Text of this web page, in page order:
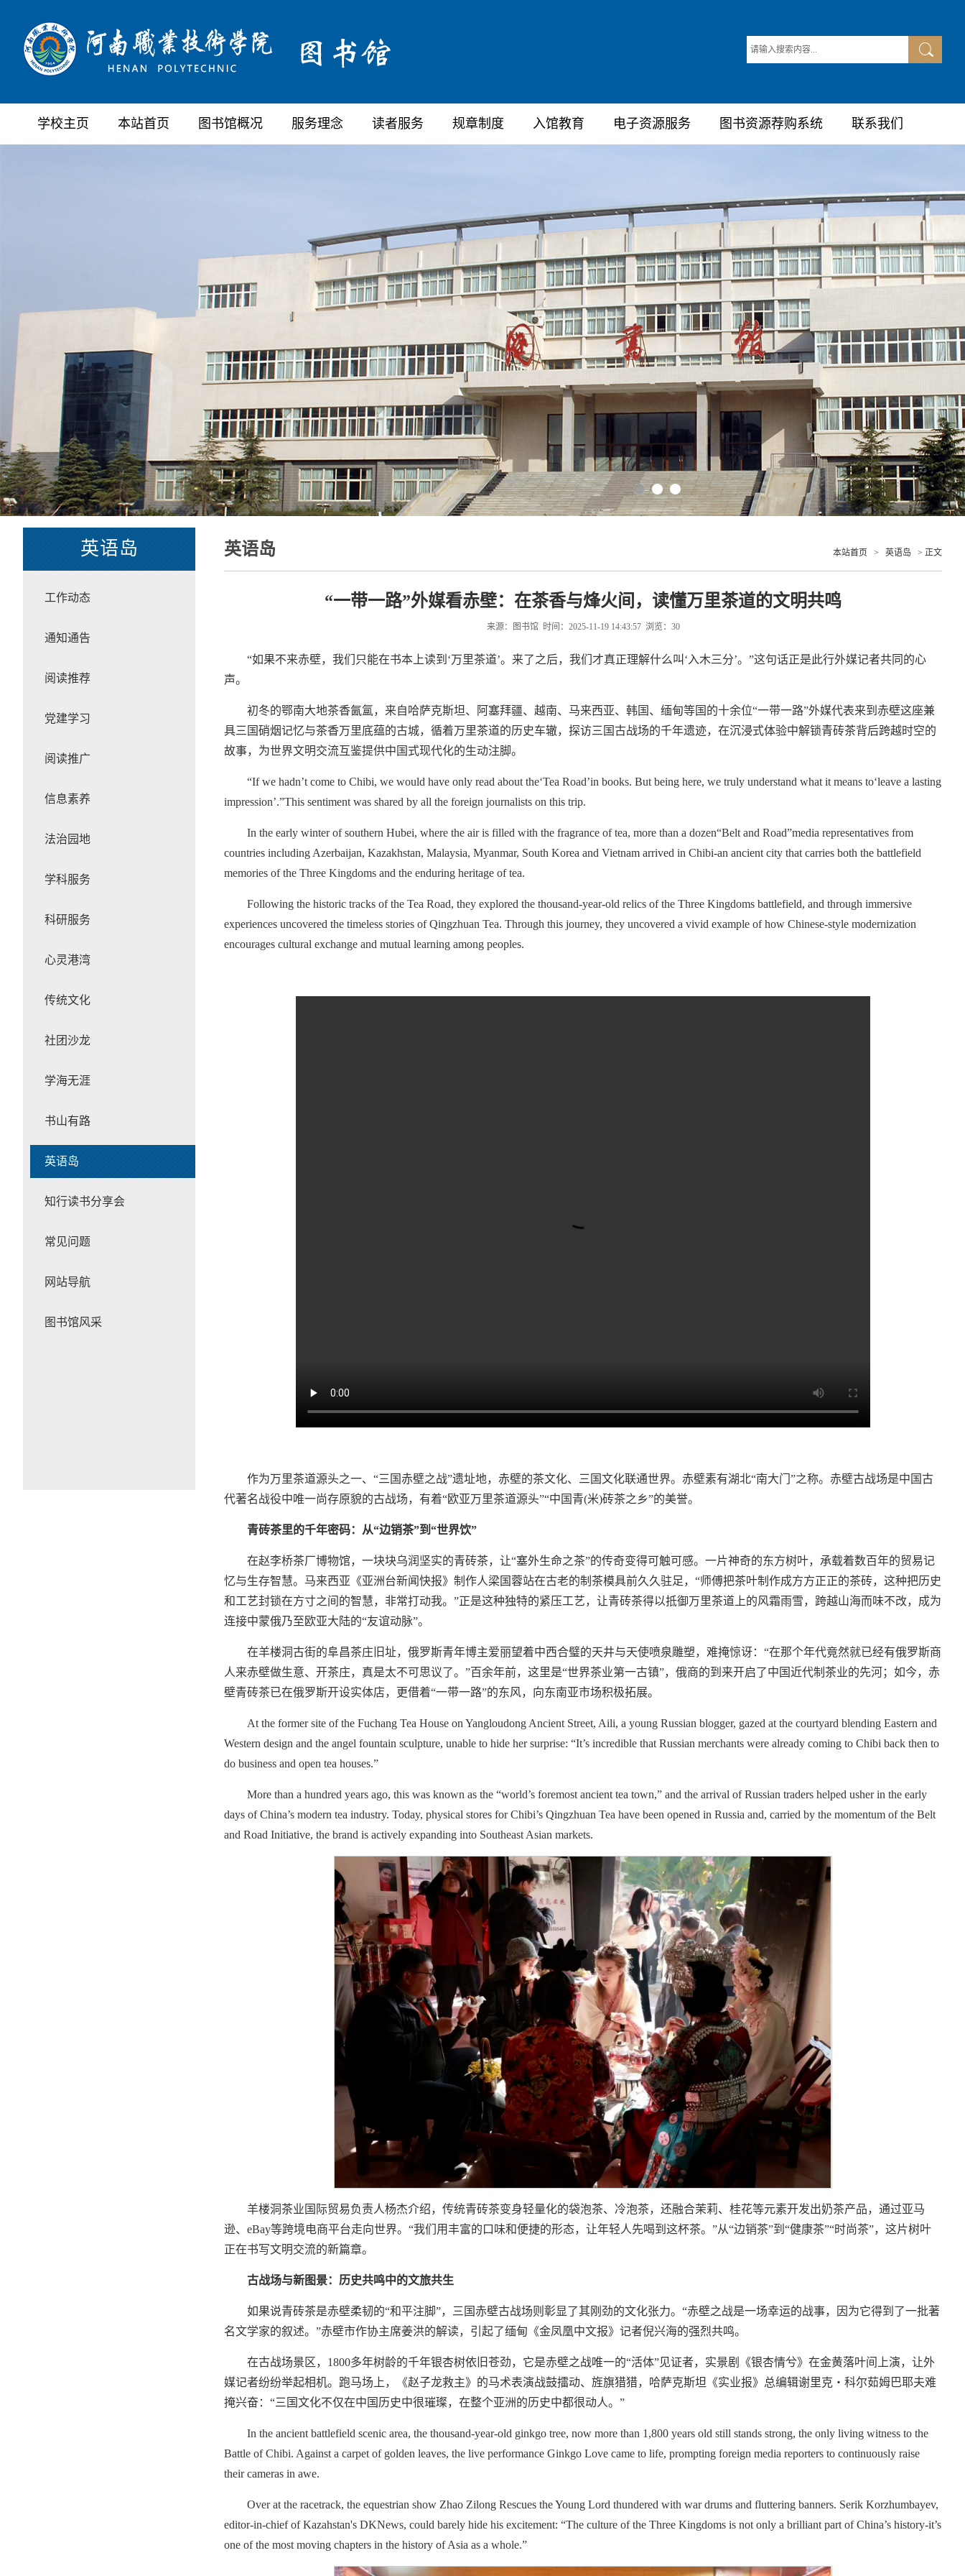
学校主页 本站首页 图书馆概况 服务理念 读者服务 规章制度 入馆教育 电子资源服务 图书资源荐购系统 联系我们
英语岛
工作动态
通知通告
阅读推荐
党建学习
阅读推广
信息素养
法治园地
学科服务
科研服务
心灵港湾
传统文化
社团沙龙
学海无涯
书山有路
英语岛
知行读书分享会
常见问题
网站导航
图书馆风采
英语岛 本站首页 > 英语岛 > 正文
“一带一路”外媒看赤壁：在茶香与烽火间，读懂万里茶道的文明共鸣
来源：图书馆 时间：2025-11-19 14:43:57 浏览： 30
“如果不来赤壁，我们只能在书本上读到‘万里茶道’。来了之后，我们才真正理解什么叫‘入木三分’。”这句话正是此行外媒记者共同的心
声。
初冬的鄂南大地茶香氤氲，来自哈萨克斯坦、阿塞拜疆、越南、马来西亚、韩国、缅甸等国的十余位“一带一路”外媒代表来到赤壁这座兼
具三国硝烟记忆与茶香万里底蕴的古城，循着万里茶道的历史车辙，探访三国古战场的千年遗迹，在沉浸式体验中解锁青砖茶背后跨越时空的
故事，为世界文明交流互鉴提供中国式现代化的生动注脚。
“If we hadn’t come to Chibi, we would have only read about the‘Tea Road’in books. But being here, we truly understand what it means to‘leave a lasting
impression’.”This sentiment was shared by all the foreign journalists on this trip.
In the early winter of southern Hubei, where the air is filled with the fragrance of tea, more than a dozen“Belt and Road”media representatives from
countries including Azerbaijan, Kazakhstan, Malaysia, Myanmar, South Korea and Vietnam arrived in Chibi-an ancient city that carries both the battlefield
memories of the Three Kingdoms and the enduring heritage of tea.
Following the historic tracks of the Tea Road, they explored the thousand-year-old relics of the Three Kingdoms battlefield, and through immersive
experiences uncovered the timeless stories of Qingzhuan Tea. Through this journey, they uncovered a vivid example of how Chinese-style modernization
encourages cultural exchange and mutual learning among peoples.
作为万里茶道源头之一、“三国赤壁之战”遗址地，赤壁的茶文化、三国文化联通世界。赤壁素有湖北“南大门”之称。赤壁古战场是中国古
代著名战役中唯一尚存原貌的古战场，有着“欧亚万里茶道源头”“中国青(米)砖茶之乡”的美誉。
青砖茶里的千年密码：从“边销茶”到“世界饮”
在赵李桥茶厂博物馆，一块块乌润坚实的青砖茶，让“塞外生命之茶”的传奇变得可触可感。一片神奇的东方树叶，承载着数百年的贸易记
忆与生存智慧。马来西亚《亚洲台新闻快报》制作人梁国蓉站在古老的制茶模具前久久驻足，“师傅把茶叶制作成方方正正的茶砖，这种把历史
和工艺封锁在方寸之间的智慧，非常打动我。”正是这种独特的紧压工艺，让青砖茶得以抵御万里茶道上的风霜雨雪，跨越山海而味不改，成为
连接中蒙俄乃至欧亚大陆的“友谊动脉”。
在羊楼洞古街的阜昌茶庄旧址，俄罗斯青年博主爱丽望着中西合璧的天井与天使喷泉雕塑，难掩惊讶：“在那个年代竟然就已经有俄罗斯商
人来赤壁做生意、开茶庄，真是太不可思议了。”百余年前，这里是“世界茶业第一古镇”，俄商的到来开启了中国近代制茶业的先河；如今，赤
壁青砖茶已在俄罗斯开设实体店，更借着“一带一路”的东风，向东南亚市场积极拓展。
At the former site of the Fuchang Tea House on Yangloudong Ancient Street, Aili, a young Russian blogger, gazed at the courtyard blending Eastern and
Western design and the angel fountain sculpture, unable to hide her surprise: “It’s incredible that Russian merchants were already coming to Chibi back then to
do business and open tea houses.”
More than a hundred years ago, this was known as the “world’s foremost ancient tea town,” and the arrival of Russian traders helped usher in the early
days of China’s modern tea industry. Today, physical stores for Chibi’s Qingzhuan Tea have been opened in Russia and, carried by the momentum of the Belt
and Road Initiative, the brand is actively expanding into Southeast Asian markets.
羊楼洞茶业国际贸易负责人杨杰介绍，传统青砖茶变身轻量化的袋泡茶、冷泡茶，还融合茉莉、桂花等元素开发出奶茶产品，通过亚马
逊、eBay等跨境电商平台走向世界。“我们用丰富的口味和便捷的形态，让年轻人先喝到这杯茶。”从“边销茶”到“健康茶”“时尚茶”，这片树叶
正在书写文明交流的新篇章。
古战场与新图景：历史共鸣中的文旅共生
如果说青砖茶是赤壁柔韧的“和平注脚”，三国赤壁古战场则彰显了其刚劲的文化张力。“赤壁之战是一场幸运的战事，因为它得到了一批著
名文学家的叙述。”赤壁市作协主席姜洪的解读，引起了缅甸《金凤凰中文报》记者倪兴海的强烈共鸣。
在古战场景区，1800多年树龄的千年银杏树依旧苍劲，它是赤壁之战唯一的“活体”见证者，实景剧《银杏情兮》在金黄落叶间上演，让外
媒记者纷纷举起相机。跑马场上，《赵子龙救主》的马术表演战鼓擂动、旌旗猎猎，哈萨克斯坦《实业报》总编辑谢里克・科尔茹姆巴耶夫难
掩兴奋：“三国文化不仅在中国历史中很璀璨，在整个亚洲的历史中都很动人。”
In the ancient battlefield scenic area, the thousand-year-old ginkgo tree, now more than 1,800 years old still stands strong, the only living witness to the
Battle of Chibi. Against a carpet of golden leaves, the live performance Ginkgo Love came to life, prompting foreign media reporters to continuously raise
their cameras in awe.
Over at the racetrack, the equestrian show Zhao Zilong Rescues the Young Lord thundered with war drums and fluttering banners. Serik Korzhumbayev,
editor-in-chief of Kazahstan's DKNews, could barely hide his excitement: “The culture of the Three Kingdoms is not only a brilliant part of China’s history-it’s
one of the most moving chapters in the history of Asia as a whole.”